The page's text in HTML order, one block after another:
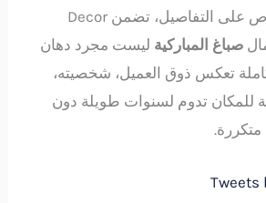
ومن خلال هذا الحرص على التفاصيل، تضمن Decor
صباغ المباركية ليست مجرد دهان
تعكس ذوق العميل، شخصيته،
للمكان تدوم لسنوات طويلة دون
متكررة.
Tweets